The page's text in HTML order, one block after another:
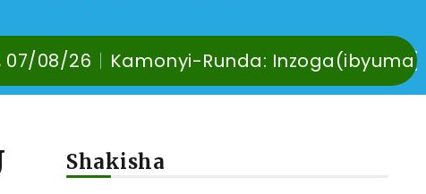
Runda: Inzoga(ibyuma) n’Ibinyobwa
Shakisha